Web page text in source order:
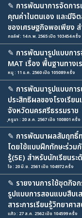
✎ การพัฒนาการจัดการ
คุณค่าในตนเอง และมีจิ
ของเศรษฐกิจพอเพียง
กอล์ฟ : 14 ก.พ. 2565 เปิด 103454 ครั้ง
✎ การพัฒนารูปแบบกา
MAT เรื่อง พื้นฐานทาง
หนู : 11 ธ.ค. 2560 เปิด 105089 ครั้ง
✎ การพัฒนารูปแบบกา
ประสิทธิผลของโรงเรีย
จังหวัดนครศรีธรรมราช
ุครูนา : 20 ส.ค. 2567 เปิด 100801 ครั้ง
✎ การพัฒนาผลสัมฤทธิ์
โดยใช้แบบฝึกทักษะร่วม
รู้(5E) สำหรับนักเรียนระ
โอ : 20 มิ.ย. 2561 เปิด 104972 ครั้ง
✎ รายงานการใช้ชุดกิจ
รูปแบบการสอนแบบสืบเ
สาระการเรียนรู้วิทยาศา
แก้ว : 27 ส.ค. 2562 เปิด 104599 ครั้ง